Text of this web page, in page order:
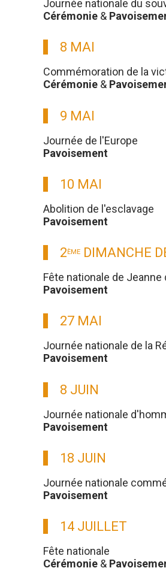
Journée nationale du
Cérémonie &
8 MAI
Commémoration de la
Cérémonie &
9 MAI
Journée de l'Europe
Pavoisement
10 MAI
Abolition de l'esclavage
Pavoisement
2ÈME DIMANCHE
Fête nationale de
Pavoisement
27 MAI
Journée nationale de la
Pavoisement
8 JUIN
Journée nationale
Pavoisement
18 JUIN
Journée nationale
Pavoisement
14 JUILLET
Fête nationale
Cérémonie &